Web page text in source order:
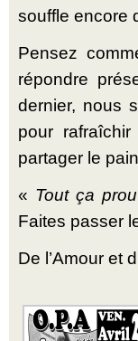
souffle encore
Pensez
répondre
dernier, nous
pour
partager le
« Tout ça
Faites passer
De l’Amour et